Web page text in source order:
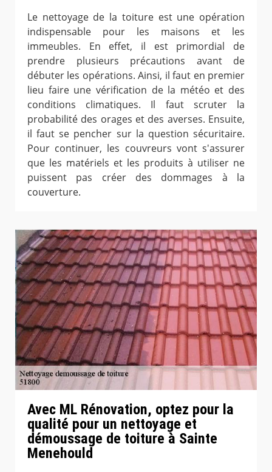
Le nettoyage de la toiture est une opération
indispensable pour les maisons et les
immeubles. En effet, il est primordial de
prendre plusieurs précautions avant de
débuter les opérations. Ainsi, il faut en premier
lieu faire une vérification de la météo et des
conditions climatiques. Il faut scruter la
probabilité des orages et des averses. Ensuite,
il faut se pencher sur la question sécuritaire.
Pour continuer, les couvreurs vont s'assurer
que les matériels et les produits à utiliser ne
puissent pas créer des dommages à la
couverture.
Avec ML Rénovation, optez pour la
qualité pour un nettoyage et
démoussage de toiture à Sainte
Menehould